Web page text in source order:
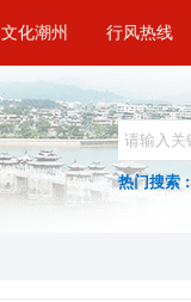
文化潮州 行风热线
热门搜索 :